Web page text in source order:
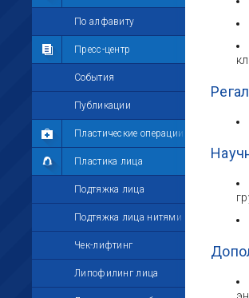
По алфавиту
Пресс-центр
События
Публикации
Пластические операции
Пластика лица
Подтяжка лица
Подтяжка лица нитями
Чек-лифтинг
Липофилинг лица
Мои комментарии
Мои друзья
Моё избранное
Мои настройки